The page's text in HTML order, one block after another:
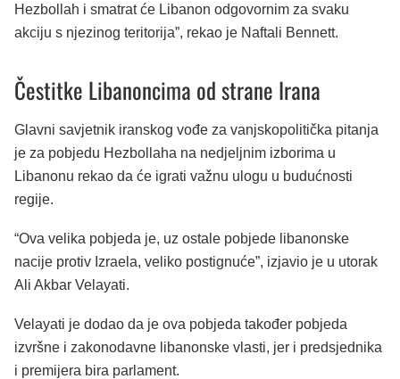
Hezbollah i smatrat će Libanon odgovornim za svaku
akciju s njezinog teritorija”, rekao je Naftali Bennett.
Čestitke Libanoncima od strane Irana
Glavni savjetnik iranskog vođe za vanjskopolitička pitanja
je za pobjedu Hezbollaha na nedjeljnim izborima u
Libanonu rekao da će igrati važnu ulogu u budućnosti
regije.
“Ova velika pobjeda je, uz ostale pobjede libanonske
nacije protiv Izraela, veliko postignuće”, izjavio je u utorak
Ali Akbar Velayati.
Velayati je dodao da je ova pobjeda također pobjeda
izvršne i zakonodavne libanonske vlasti, jer i predsjednika
i premijera bira parlament.